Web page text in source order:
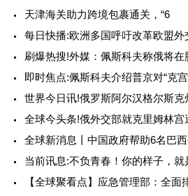
天津海关助力跨境包裹通关，“6
每日快播:欧洲多国呼吁改革欧盟外
刷爆热搜!外媒：佩斯科夫称俄将在
即时焦点:佩斯科夫介绍普京对“克
世界今日讯!俄罗斯阿尔汉格尔斯克
全球今头条!俄外交部就克里姆林宫
全球新消息丨中国政府帮助6名巴
当前讯息:不负青春！你的样子，就
【全球聚看点】应急管理部：全面